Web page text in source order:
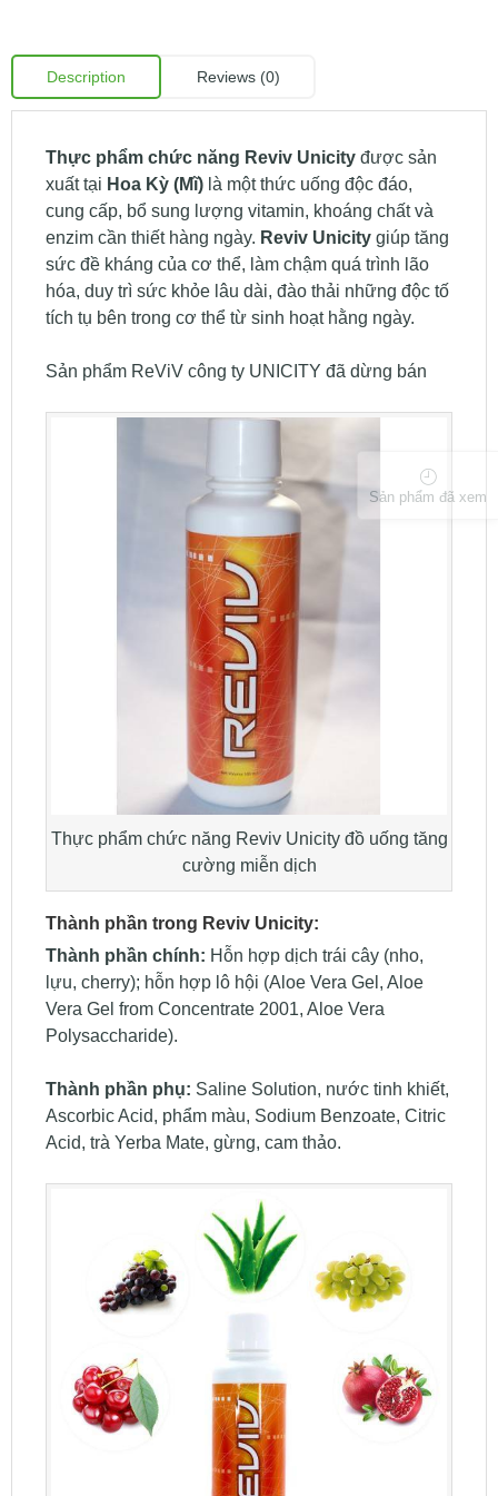
Description Reviews (0)
Thực phẩm chức năng Reviv Unicityđược sản
xuất tại Hoa Kỳ (Mĩ)là một thức uống độc đáo,
cung cấp, bổ sung lượng vitamin, khoáng chất và
enzim cần thiết hàng ngày. Reviv Unicitygiúp tăng
sức đề kháng của cơ thể, làm chậm quá trình lão
hóa, duy trì sức khỏe lâu dài, đào thải những độc tố
tích tụ bên trong cơ thể từ sinh hoạt hằng ngày.
Sản phẩm ReViV công ty UNICITY đã dừng bán
Thực phẩm chức năng Reviv Unicity đồ uống tăng
cường miễn dịch
Thành phần trong Reviv Unicity:
Thành phần chính: Hỗn hợp dịch trái cây (nho,
lựu, cherry); hỗn hợp lô hội (Aloe Vera Gel, Aloe
Vera Gel from Concentrate 2001, Aloe Vera
Polysaccharide).
Thành phần phụ: Saline Solution, nước tinh khiết,
Ascorbic Acid, phẩm màu, Sodium Benzoate, Citric
Acid, trà Yerba Mate, gừng, cam thảo.
Sản phẩm đã xem